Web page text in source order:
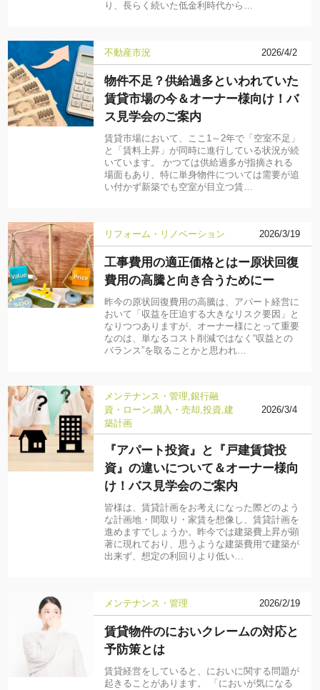
り、長らく続いた低金利時代から…
不動産市況 2026/4/2
物件不足？供給過多といわれていた
賃貸市場の今＆オーナー様向け！バ
ス見学会のご案内
賃貸市場において、ここ1～2年で「空室不足」
と「賃料上昇」が同時に進行している状況が続
いています。 かつては供給過多が指摘される
場面もあり、特に単身物件については需要が追
い付かず新築でも空室が目立つ賃…
リフォーム・リノベーション 2026/3/19
工事費用の適正価格とはー原状回復
費用の高騰と向き合うためにー
昨今の原状回復費用の高騰は、アパート経営に
おいて「収益を圧迫する大きなリスク要因」と
なりつつありますが、オーナー様にとって重要
なのは、単なるコスト削減ではなく“収益との
バランス”を取ることかと思われ…
メンテナンス・管理 銀行融
資・ローン 購入・売却 投資 建
築計画
2026/3/4
『アパート投資』と『戸建賃貸投
資』の違いについて＆オーナー様向
け！バス見学会のご案内
皆様は、賃貸計画をお考えになった際どのよう
な計画地・間取り・家賃を想像し、賃貸計画を
進めますでしょうか。昨今では建築費上昇が顕
著に現れており、思うような建築費用で建築が
出来ず、想定の利回りより低い…
メンテナンス・管理 2026/2/19
賃貸物件のにおいクレームの対応と
予防策とは
賃貸経営をしていると、においに関する問題が
起きることがあります。 「においが気になる